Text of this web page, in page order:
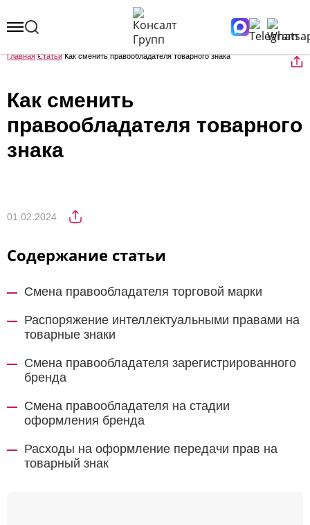
Главная Статьи Как сменить правообладателя товарного знака
Как сменить
правообладателя товарного
знака
01.02.2024
Содержание статьи
Смена правообладателя торговой марки
Распоряжение интеллектуальными правами на
товарные знаки
Смена правообладателя зарегистрированного
бренда
Смена правообладателя на стадии
оформления бренда
Расходы на оформление передачи прав на
товарный знак